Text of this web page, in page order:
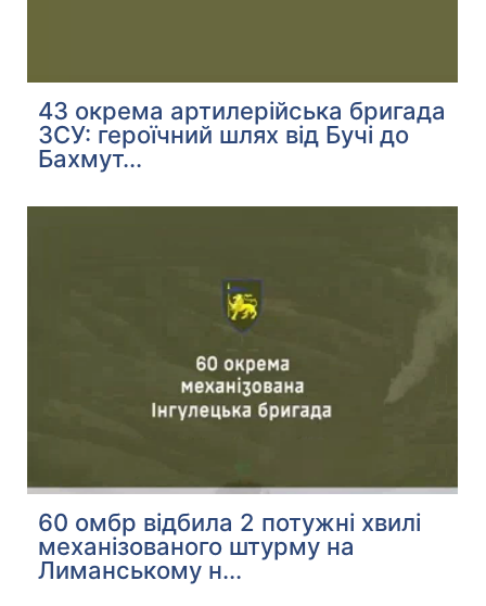
43 окрема артилерійська бригада
ЗСУ: героїчний шлях від Бучі до
Бахмут...
60 омбр відбила 2 потужні хвилі
механізованого штурму на
Лиманському н...